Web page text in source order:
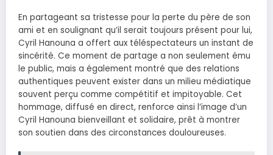
En partageant sa tristesse pour la perte du père de son
ami et en soulignant qu’il serait toujours présent pour lui,
Cyril Hanouna a offert aux téléspectateurs un instant de
sincérité. Ce moment de partage a non seulement ému
le public, mais a également montré que des relations
authentiques peuvent exister dans un milieu médiatique
souvent perçu comme compétitif et impitoyable. Cet
hommage, diffusé en direct, renforce ainsi l’image d’un
Cyril Hanouna bienveillant et solidaire, prêt à montrer
son soutien dans des circonstances douloureuses.